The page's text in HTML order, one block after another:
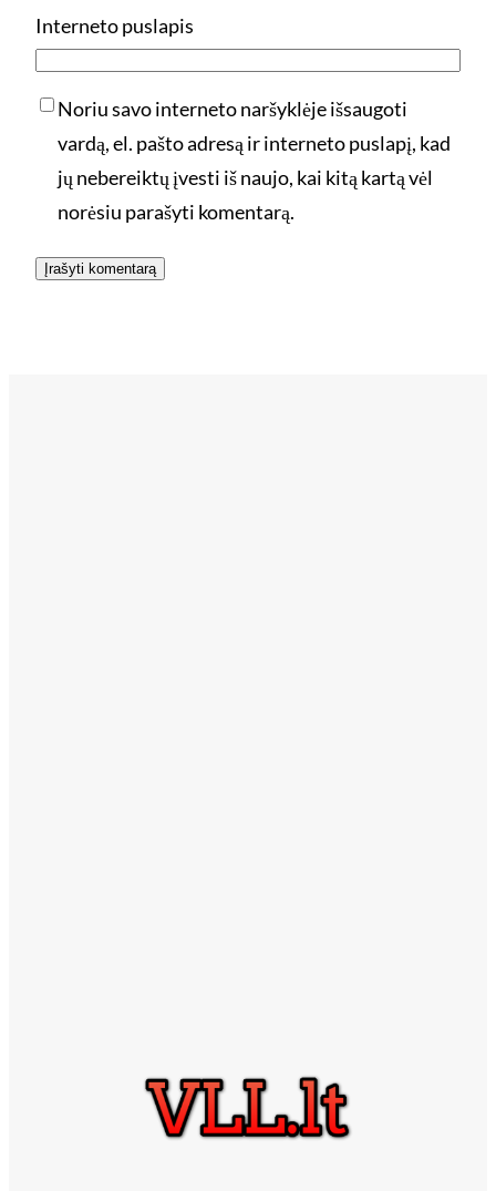
Interneto puslapis
Noriu savo interneto naršyklėje išsaugoti
vardą, el. pašto adresą ir interneto puslapį, kad
jų nebereiktų įvesti iš naujo, kai kitą kartą vėl
norėsiu parašyti komentarą.